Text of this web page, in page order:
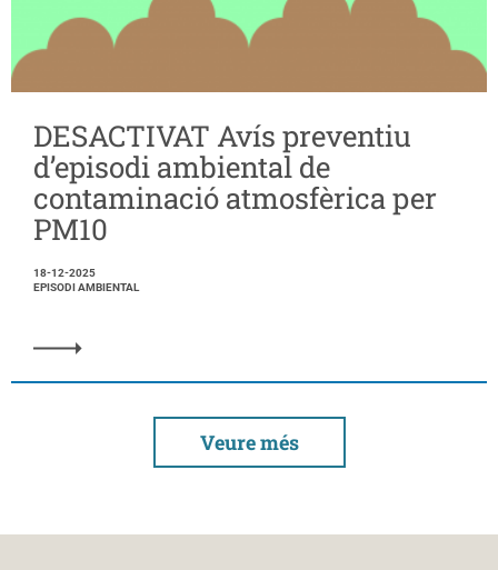
DESACTIVAT Avís preventiu
d’episodi ambiental de
contaminació atmosfèrica per
PM10
18-12-2025
EPISODI AMBIENTAL
Veure més